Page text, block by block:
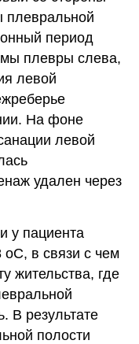
плевральной
период
плевры слева,
левой
На фоне
левой
удален через
у пациента
оС, в связи с чем
жительства, где
В результате
полости